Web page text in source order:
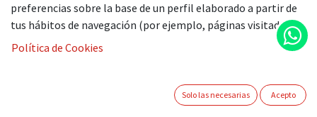
Microondas Serie Cristal con Control Deslizante. Máxima
practicidad, diseño y facilidad de uso.
preferencias sobre la base de un perfil elaborado a partir de
tus hábitos de navegación (por ejemplo, páginas visitadas).
Política de Cookies
Solo las necesarias Acepto